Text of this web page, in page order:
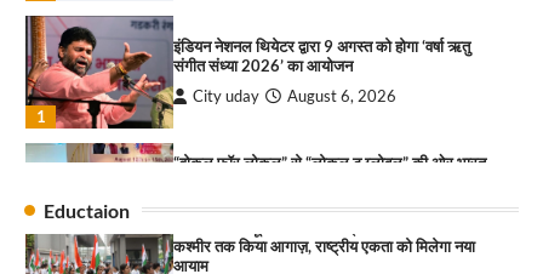
1
इंडियन नेशनल थियेटर द्वारा 9 अगस्त को होगा ‘वर्षा ऋतु
संगीत संध्या 2026’ का आयोजन
City uday August 6, 2026
2
“वोकल फॉर लोकल” से “लोकल टू ग्लोबल” की ओर भारत
City uday August 6, 2026
Eductaion
4
“गोपाल” ने पूजा प्लाजा जीरकपुर में अपने आउटलेट की
शुरुआत की
City uday September 5, 2025
कश्मीर तक किया आगाज़, राष्ट्रीय एकता को मिलेगा नया
आयाम